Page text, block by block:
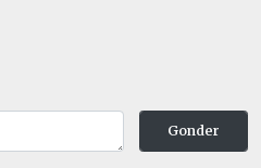
Gonder